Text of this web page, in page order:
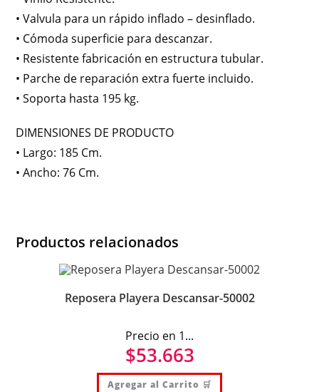
• Valvula para un rápido inflado – desinflado.
• Cómoda superficie para descanzar.
• Resistente fabricación en estructura tubular.
• Parche de reparación extra fuerte incluido.
• Soporta hasta 195 kg.
DIMENSIONES DE PRODUCTO
• Largo: 185 Cm.
• Ancho: 76 Cm.
Productos relacionados
Reposera Playera Descansar-50002
Precio en 1...
$53.663
Agregar al Carrito 🛒